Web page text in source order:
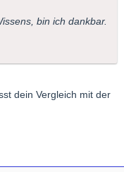
bin ich dankbar.
dein Vergleich mit der